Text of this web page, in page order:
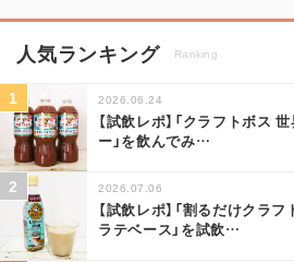
人気ランキング Ranking
2026.06.24
【試飲レポ】「クラフトボス
ー」を飲んでみ…
2026.07.06
【試飲レポ】「割るだけクラ
ラテベース」を試飲…